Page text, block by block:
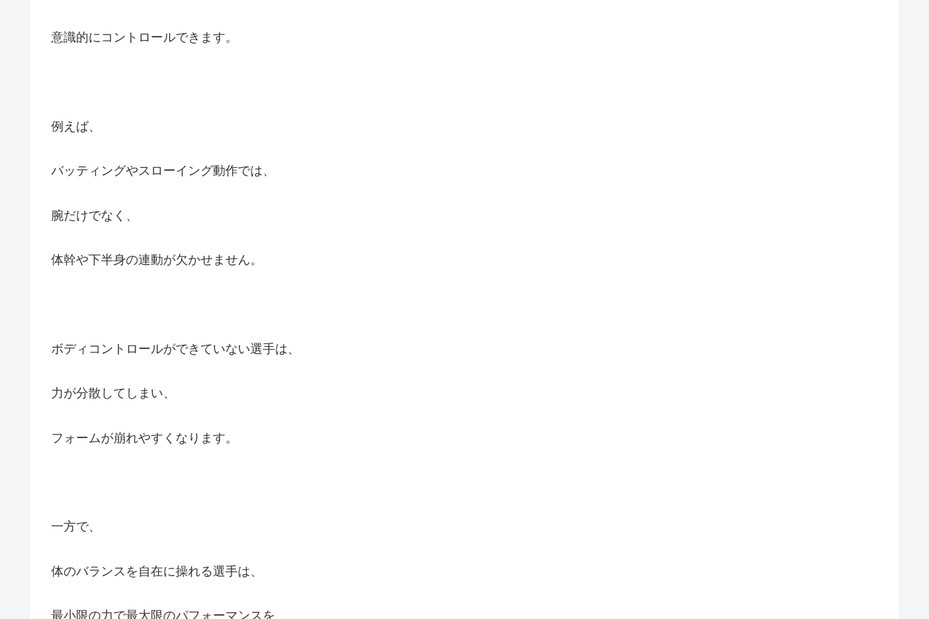
意識的にコントロールできます。
例えば、
バッティングやスローイング動作では、
腕だけでなく、
体幹や下半身の連動が欠かせません。
ボディコントロールができていない選手は、
力が分散してしまい、
フォームが崩れやすくなります。
一方で、
体のバランスを自在に操れる選手は、
最小限の力で最大限のパフォーマンスを